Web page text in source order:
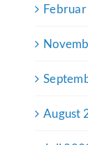
August